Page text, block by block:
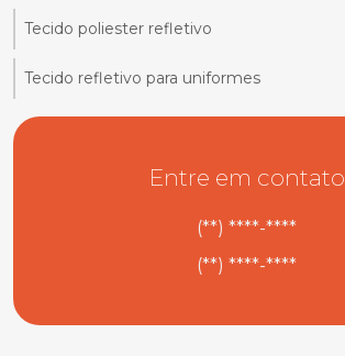
Tecido poliester refletivo
Tecido refletivo para uniformes
Entre em contato
(**) ****-****
(**) ****-****